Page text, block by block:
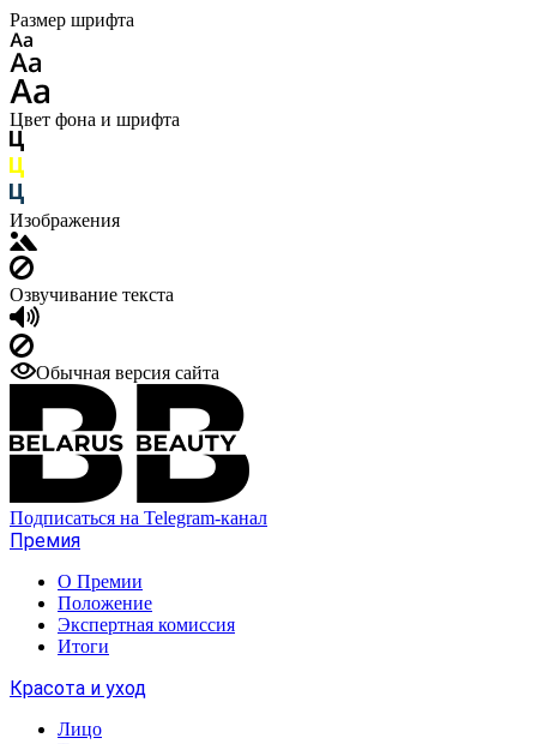
Размер шрифта
Цвет фона и шрифта
Изображения
Озвучивание текста
Обычная версия сайта
Подписаться на Telegram-канал
Премия
О Премии
Положение
Экспертная комиссия
Итоги
Красота и уход
Лицо